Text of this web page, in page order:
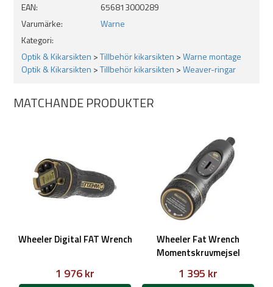
EAN:
656813000289
Varumärke:
Warne
Kategori:
Optik & Kikarsikten >Tillbehör kikarsikten >Warne montage
Optik & Kikarsikten >Tillbehör kikarsikten >Weaver-ringar
MATCHANDE PRODUKTER
Wheeler Digital FAT Wrench
1 976 kr
Wheeler Fat Wrench
Momentskruvmejsel
1 395 kr